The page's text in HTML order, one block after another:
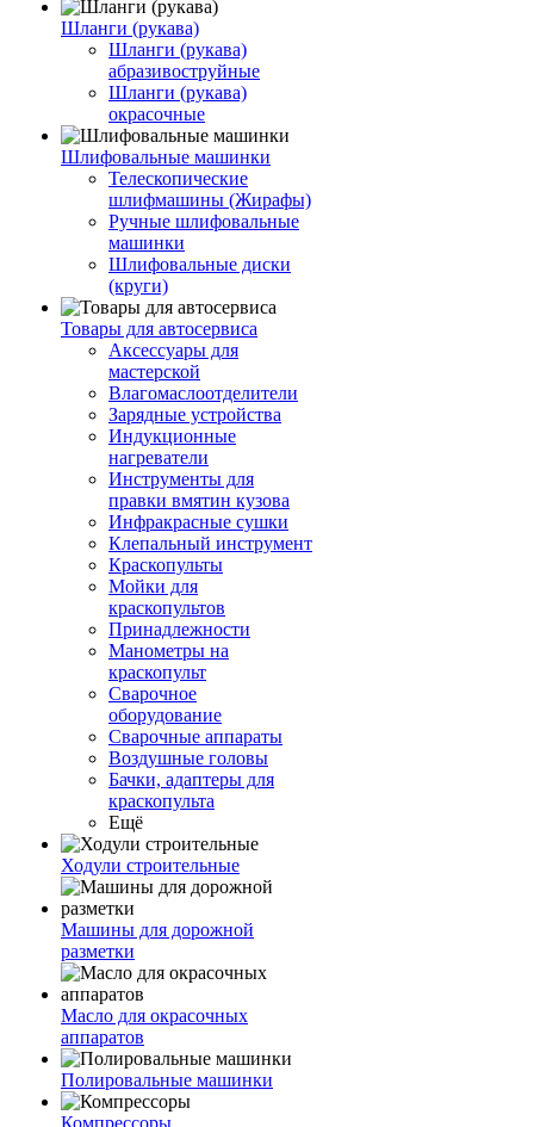
Шланги (рукава)
Шланги (рукава)
абразивоструйные
Шланги (рукава)
окрасочные
Шлифовальные машинки
Телескопические
шлифмашины (Жирафы)
Ручные шлифовальные
машинки
Шлифовальные диски
(круги)
Товары для автосервиса
Аксессуары для
мастерской
Влагомаслоотделители
Зарядные устройства
Индукционные
нагреватели
Инструменты для
правки вмятин кузова
Инфракрасные сушки
Клепальный инструмент
Краскопульты
Мойки для
краскопультов
Принадлежности
Манометры на
краскопульт
Сварочное
оборудование
Сварочные аппараты
Воздушные головы
Бачки, адаптеры для
краскопульта
Ещё
Ходули строительные
Машины для дорожной
разметки
Масло для окрасочных
аппаратов
Полировальные машинки
Компрессоры